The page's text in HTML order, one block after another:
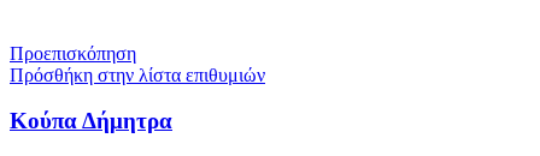
Προεπισκόπηση
Πρόσθήκη στην λίστα επιθυμιών
Κούπα Δήμητρα